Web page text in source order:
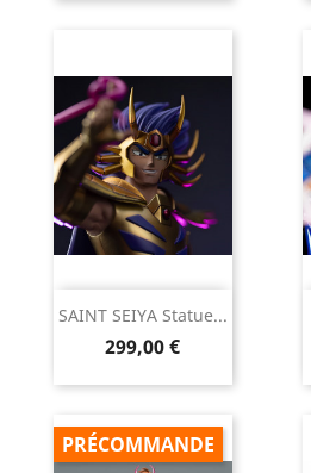
SAINT SEIYA Statue...
Prix
299,00 €
PRÉCOMMANDE